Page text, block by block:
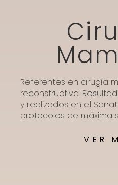
Referentes en cirugía
reconstructiva.
y realizados en el
protocolos de máxima
VER